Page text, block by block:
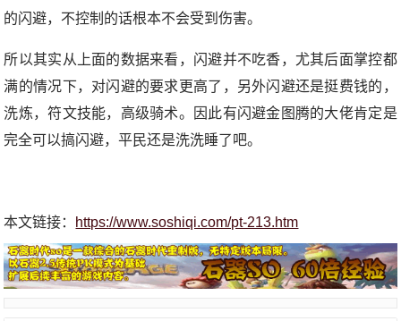
的闪避，不控制的话根本不会受到伤害。
所以其实从上面的数据来看，闪避并不吃香，尤其后面掌控都
满的情况下，对闪避的要求更高了，另外闪避还是挺费钱的，
洗炼，符文技能，高级骑术。因此有闪避金图腾的大佬肯定是
完全可以搞闪避，平民还是洗洗睡了吧。
本文链接： https://www.soshiqi.com/pt-213.htm